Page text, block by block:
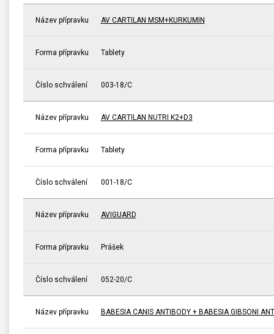
Název přípravku AV CARTILAN MSM+KURKUMIN
Forma přípravku Tablety
Číslo schválení 003-18/C
Název přípravku AV CARTILAN NUTRI K2+D3
Forma přípravku Tablety
Číslo schválení 001-18/C
Název přípravku AVIGUARD
Forma přípravku Prášek
Číslo schválení 052-20/C
Název přípravku BABESIA CANIS ANTIBODY + BABESIA GIBSONI